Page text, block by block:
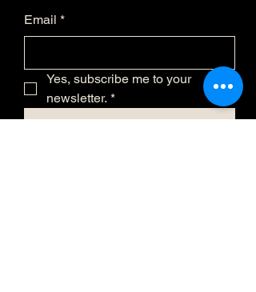
Email *
Yes, subscribe me to your
newsletter. *